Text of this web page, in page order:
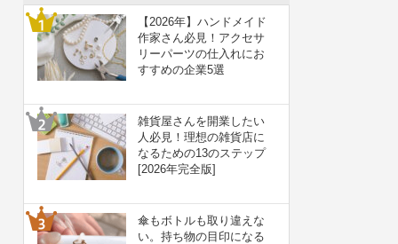
【2026年】ハンドメイド
作家さん必見！アクセサ
リーパーツの仕入れにお
すすめの企業5選
雑貨屋さんを開業したい
人必見！理想の雑貨店に
なるための13のステップ
[2026年完全版]
傘もボトルも取り違えな
い。持ち物の目印になる